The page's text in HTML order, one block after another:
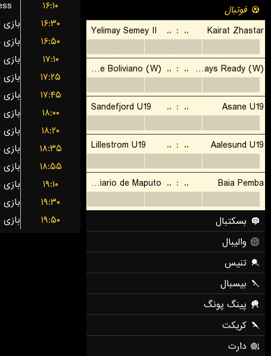
۱۶:۱۰
۱۶:۳۰
۱۶:۵۰
۱۷:۱۰
۱۷:۲۵
۱۷:۴۵
۱۸:۰۰
۱۸:۲۰
۱۸:۳۵
۱۸:۵۵
۱۹:۱۰
۱۹:۳۰
۱۹:۵۰